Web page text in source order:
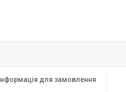
Інформація для замовлення